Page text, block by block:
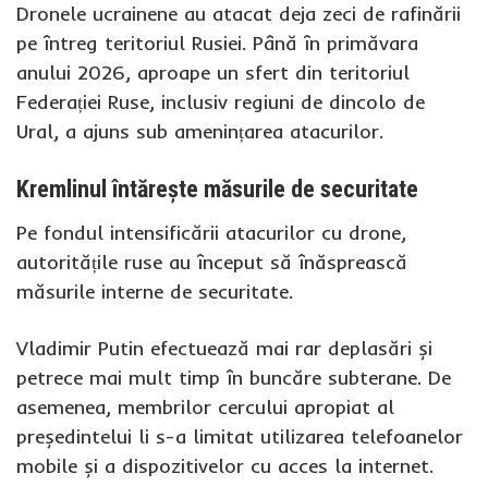
Dronele ucrainene au atacat deja zeci de rafinării
pe întreg teritoriul Rusiei. Până în primăvara
anului 2026, aproape un sfert din teritoriul
Federației Ruse, inclusiv regiuni de dincolo de
Ural, a ajuns sub amenințarea atacurilor.
Kremlinul întărește măsurile de securitate
Pe fondul intensificării atacurilor cu drone,
autoritățile ruse au început să înăsprească
măsurile interne de securitate.
Vladimir Putin efectuează mai rar deplasări și
petrece mai mult timp în buncăre subterane. De
asemenea, membrilor cercului apropiat al
președintelui li s-a limitat utilizarea telefoanelor
mobile și a dispozitivelor cu acces la internet.